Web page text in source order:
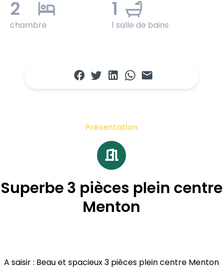
2
chambre
1
1 salle de bains
Présentation
Superbe 3 pièces plein centre
Menton
A saisir : Beau et spacieux 3 pièces plein centre Menton